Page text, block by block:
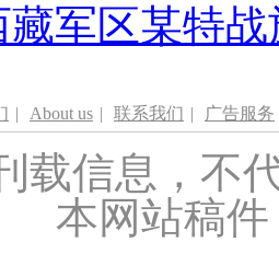
藏军区某特
| About us | 联系我们 | 广告服务
载信息，不
本网站稿